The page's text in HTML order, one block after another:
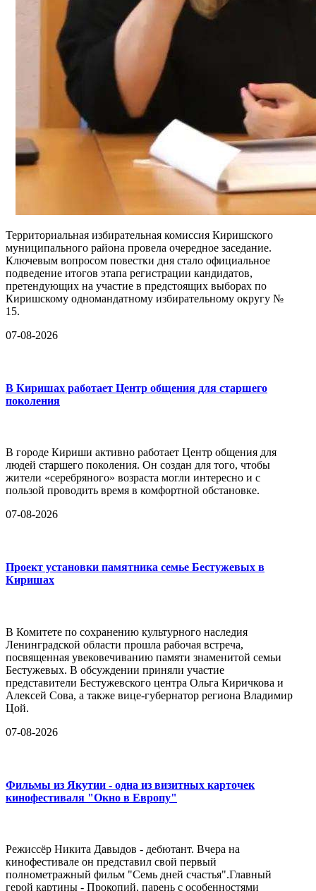
Территориальная избирательная комиссия Киришского
муниципального района провела очередное заседание.
Ключевым вопросом повестки дня стало официальное
подведение итогов этапа регистрации кандидатов,
претендующих на участие в предстоящих выборах по
Киришскому одномандатному избирательному округу №
15.
07-08-2026
В Киришах работает Центр общения для старшего
поколения
В городе Кириши активно работает Центр общения для
людей старшего поколения. Он создан для того, чтобы
жители «серебряного» возраста могли интересно и с
пользой проводить время в комфортной обстановке.
07-08-2026
Проект установки памятника семье Бестужевых в
Киришах
В Комитете по сохранению культурного наследия
Ленинградской области прошла рабочая встреча,
посвященная увековечиванию памяти знаменитой семьи
Бестужевых. В обсуждении приняли участие
представители Бестужевского центра Ольга Киричкова и
Алексей Сова, а также вице-губернатор региона Владимир
Цой.
07-08-2026
Фильмы из Якутии - одна из визитных карточек
кинофестиваля "Окно в Европу"
Режиссёр Никита Давыдов - дебютант. Вчера на
кинофестивале он представил свой первый
полнометражный фильм "Семь дней счастья".Главный
герой картины - Прокопий, парень с особенностями